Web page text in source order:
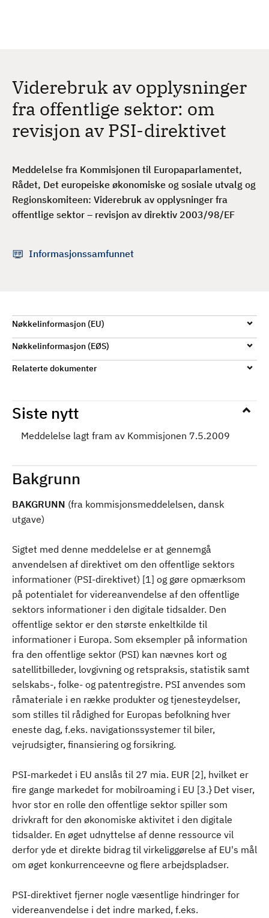
Viderebruk av opplysninger
fra offentlige sektor: om
revisjon av PSI-direktivet
Meddelelse fra Kommisjonen til Europaparlamentet,
Rådet, Det europeiske økonomiske og sosiale utvalg og
Regionskomiteen: Viderebruk av opplysninger fra
offentlige sektor – revisjon av direktiv 2003/98/EF
Informasjonssamfunnet
Nøkkelinformasjon (EU)
Nøkkelinformasjon (EØS)
Relaterte dokumenter
Siste nytt
Meddelelse lagt fram av Kommisjonen 7.5.2009
Bakgrunn
BAKGRUNN (fra kommisjonsmeddelelsen, dansk
utgave)
Sigtet med denne meddelelse er at gennemgå
anvendelsen af direktivet om den offentlige sektors
informationer (PSI-direktivet) [1] og gøre opmærksom
på potentialet for videreanvendelse af den offentlige
sektors informationer i den digitale tidsalder. Den
offentlige sektor er den største enkeltkilde til
informationer i Europa. Som eksempler på information
fra den offentlige sektor (PSI) kan nævnes kort og
satellitbilleder, lovgivning og retspraksis, statistik samt
selskabs-, folke- og patentregistre. PSI anvendes som
råmateriale i en række produkter og tjenesteydelser,
som stilles til rådighed for Europas befolkning hver
eneste dag, f.eks. navigationssystemer til biler,
vejrudsigter, finansiering og forsikring.
PSI-markedet i EU anslås til 27 mia. EUR [2], hvilket er
fire gange markedet for mobilroaming i EU [3.} Det viser,
hvor stor en rolle den offentlige sektor spiller som
drivkraft for den økonomiske aktivitet i den digitale
tidsalder. En øget udnyttelse af denne ressource vil
derfor yde et direkte bidrag til virkeliggørelse af EU's mål
om øget konkurrenceevne og flere arbejdspladser.
PSI-direktivet fjerner nogle væsentlige hindringer for
videreanvendelse i det indre marked, f.eks.